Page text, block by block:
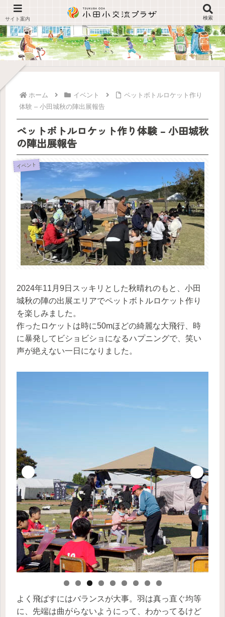
ホーム イベント
ペットボトルロケット作り
体験 – 小田城秋の陣出展報告
ペットボトルロケット作り体験 – 小田城秋
の陣出展報告
イベント
2024年11月9日スッキリとした秋晴れのもと、小田
城秋の陣の出展エリアでペットボトルロケット作り
を楽しみました。
作ったロケットは時に50mほどの綺麗な大飛行、時
に暴発してビショビショになるハプニングで、笑い
声が絶えない一日になりました。
よく飛ばすにはバランスが大事。羽は真っ直ぐ均等
に、先端は曲がらないようにって、わかってるけど
検索